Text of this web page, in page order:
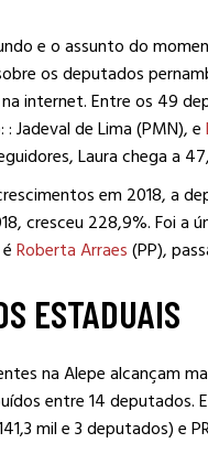
e o assunto do
os deputados
internet. Entre os 49
Jadeval de Lima (PMN), e
Laura chega a
em 2018, a
cresceu 228,9%. Foi a
Roberta Arraes(PP),
ESTADUAIS
na Alepe alcançam
entre 14 deputados.
mil e 3 deputados) e